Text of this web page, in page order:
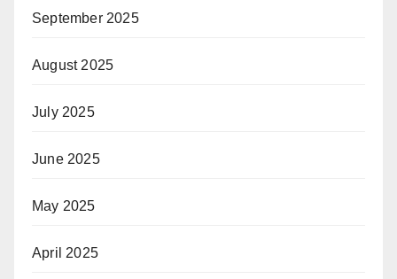
September 2025
August 2025
July 2025
June 2025
May 2025
April 2025